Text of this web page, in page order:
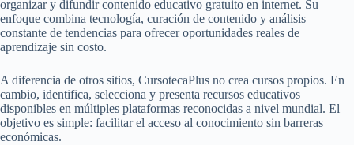
organizar y difundir contenido educativo gratuito en internet. Su
enfoque combina tecnología, curación de contenido y análisis
constante de tendencias para ofrecer oportunidades reales de
aprendizaje sin costo.
A diferencia de otros sitios, CursotecaPlus no crea cursos propios. En
cambio, identifica, selecciona y presenta recursos educativos
disponibles en múltiples plataformas reconocidas a nivel mundial. El
objetivo es simple: facilitar el acceso al conocimiento sin barreras
económicas.